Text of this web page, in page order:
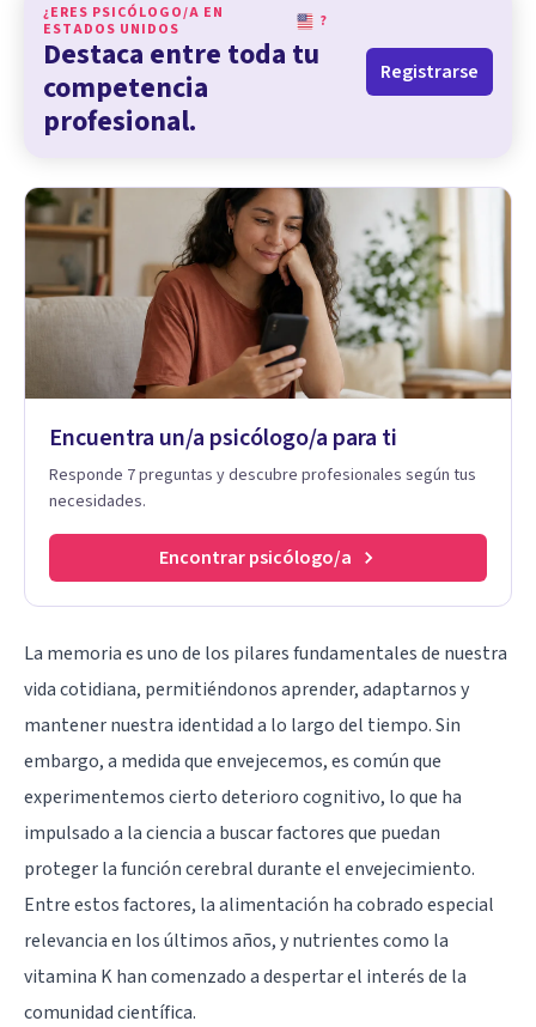
¿ERES PSICÓLOGO/A EN
ESTADOS UNIDOS
?
Destaca entre toda tu
competencia
profesional.
Registrarse
Encuentra un/a psicólogo/a para ti
Responde 7 preguntas y descubre profesionales según tus
necesidades.
Encontrar psicólogo/a
La memoria es uno de los pilares fundamentales de nuestra
vida cotidiana, permitiéndonos aprender, adaptarnos y
mantener nuestra identidad a lo largo del tiempo. Sin
embargo, a medida que envejecemos, es común que
experimentemos cierto deterioro cognitivo, lo que ha
impulsado a la ciencia a buscar factores que puedan
proteger la función cerebral durante el envejecimiento.
Entre estos factores, la alimentación ha cobrado especial
relevancia en los últimos años, y nutrientes como la
vitamina K han comenzado a despertar el interés de la
comunidad científica.